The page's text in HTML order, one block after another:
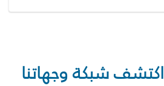
اكتشف شبكة وجهاتنا